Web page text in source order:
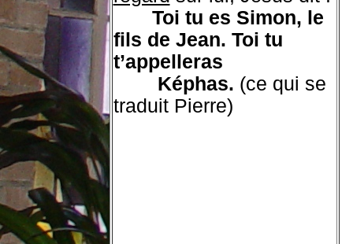
Toi tu es Simon, le
fils de Jean. Toi tu
t’appelleras
Képhas. (ce qui se
traduit Pierre)